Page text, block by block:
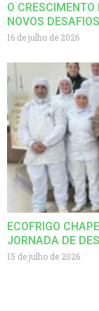
O
NOVOS
16 de julho de 2026
ECOFRIGO
JORNADA DE
15 de julho de 2026